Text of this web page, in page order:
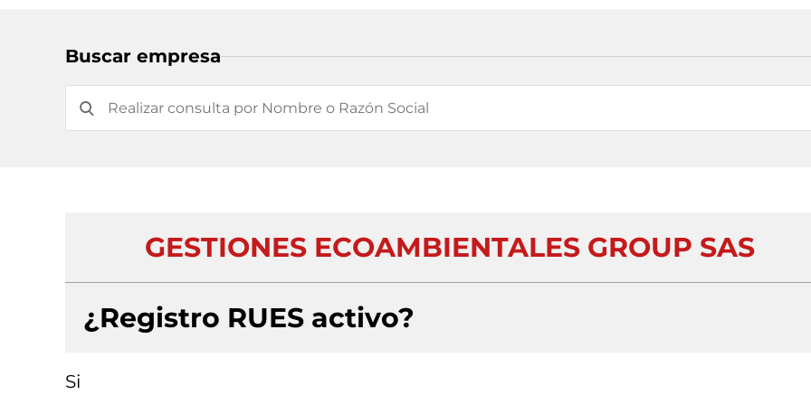
Buscar empresa
GESTIONES ECOAMBIENTALES GROUP SAS
¿Registro RUES activo?
Si